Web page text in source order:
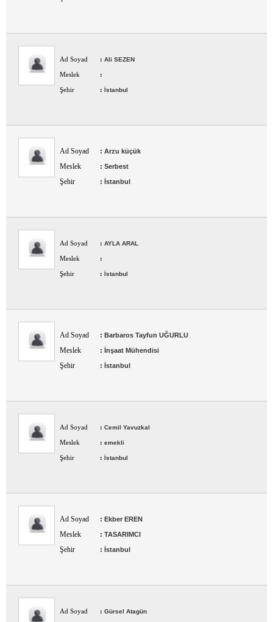
Ad Soyad : Ali SEZEN
Meslek :
Şehir : İstanbul
Ad Soyad : Arzu küçük
Meslek : Serbest
Şehir : İstanbul
Ad Soyad : AYLA ARAL
Meslek :
Şehir : İstanbul
Ad Soyad : Barbaros Tayfun UĞURLU
Meslek : İnşaat Mühendisi
Şehir : İstanbul
Ad Soyad : Cemil Yavuzkal
Meslek : emekli
Şehir : İstanbul
Ad Soyad : Ekber EREN
Meslek : TASARIMCI
Şehir : İstanbul
Ad Soyad : Gürsel Atagün